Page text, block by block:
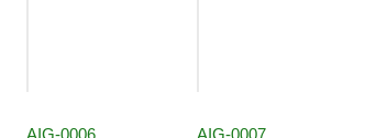
AIG-0006 AIG-0007